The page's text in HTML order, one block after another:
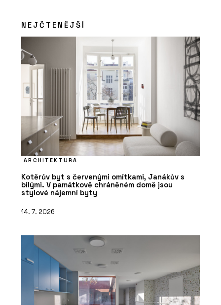
NEJČTENĚJŠÍ
ARCHITEKTURA
Kotěrův byt s červenými omítkami, Janákův s
bílými. V památkově chráněném domě jsou
stylové nájemní byty
14. 7. 2026